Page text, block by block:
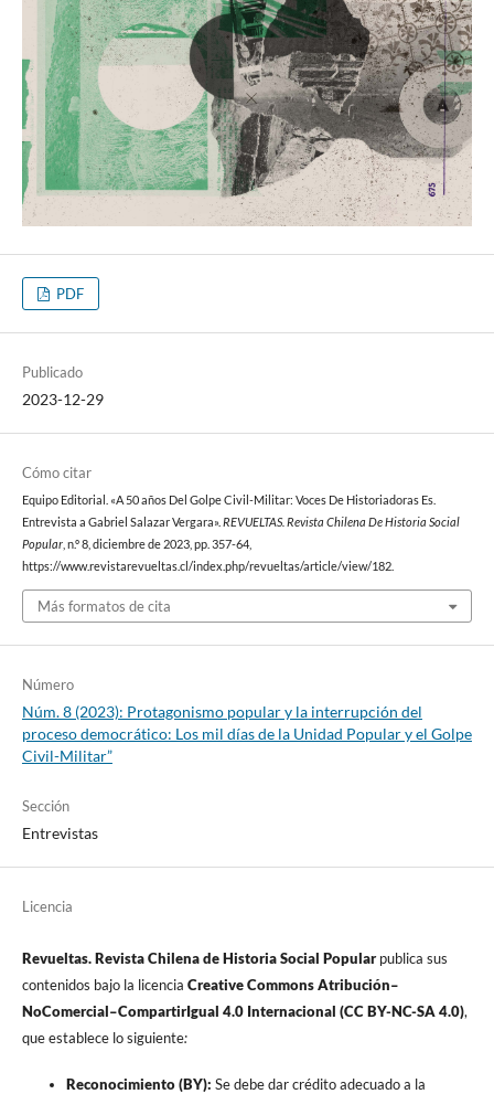
PDF
Publicado
2023-12-29
Cómo citar
Equipo Editorial. «A 50 años Del Golpe Civil-Militar: Voces De Historiadoras Es.
Entrevista a Gabriel Salazar Vergara». REVUELTAS. Revista Chilena De Historia Social
Popular, n.º 8, diciembre de 2023, pp. 357-64,
https://www.revistarevueltas.cl/index.php/revueltas/article/view/182.
Más formatos de cita
Número
Núm. 8 (2023): Protagonismo popular y la interrupción del
proceso democrático: Los mil días de la Unidad Popular y el Golpe
Civil-Militar”
Sección
Entrevistas
Licencia
Revueltas. Revista Chilena de Historia Social Popularpublica sus
contenidos bajo la licencia Creative Commons Atribución–
NoComercial–CompartirIgual 4.0 Internacional (CC BY-NC-SA 4.0),
que establece lo siguiente:
Reconocimiento (BY): Se debe dar crédito adecuado a la